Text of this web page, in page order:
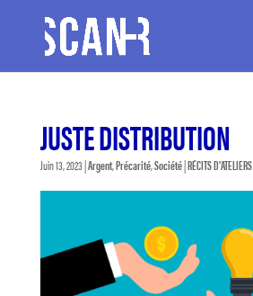
JUSTE DISTRIBUTION
Juin 13, 2023|Argent,Précarité,Société|RÉCITS D'ATELIERS